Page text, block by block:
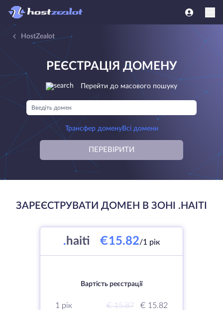
HostZealot
РЕЄСТРАЦІЯ ДОМЕНУ
Перейти до масового пошуку
Трансфер доменуВсі домени
ПЕРЕВІРИТИ
ЗАРЕЄСТРУВАТИ ДОМЕН В ЗОНІ .HAITI
. haiti €15.82/1 рік
Вартість реєстрації
1 рік € 15.87
€ 15.82